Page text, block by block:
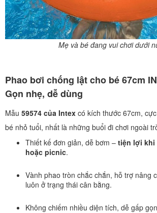
Mẹ và bé đang vui chơi dưới
Phao bơi chống lật cho bé 67cm
Gọn nhẹ, dễ dùng
Mẫu 59574 của Intex có kích thước 67cm,
bé nhỏ tuổi, nhất là những buổi đi chơi ngoài
Thiết kế đơn giản, dễ bơm – tiện lợi khi
hoặc picnic.
Vành phao tròn chắc chắn, hỗ trợ nâng
luôn ở trạng thái cân bằng.
Không chiếm nhiều diện tích, dễ gấp